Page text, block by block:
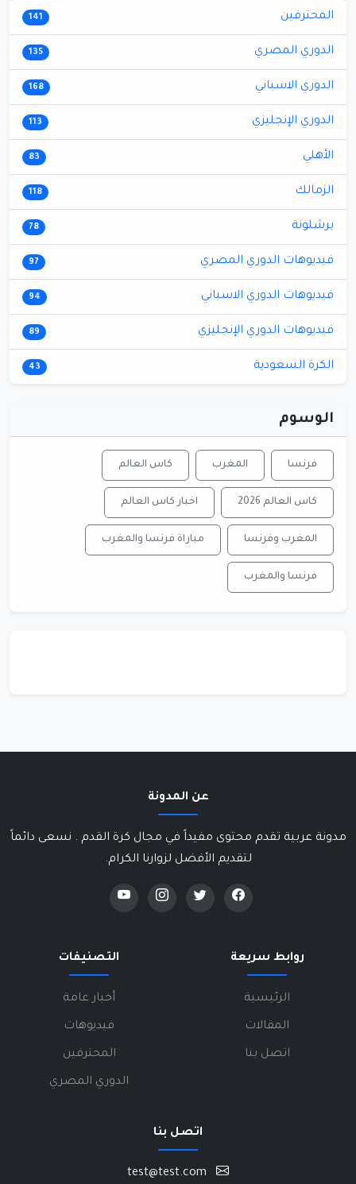
المحترفين 141
الدوري المصري 135
الدوري الاسباني 168
الدوري الإنجليزي 113
الأهلي 83
الزمالك 118
برشلونة 78
فيديوهات الدوري المصري 97
فيديوهات الدوري الاسباني 94
فيديوهات الدوري الإنجليزي 89
الكرة السعودية 43
الوسوم
فرنسا المغرب كاس العالم
كاس العالم 2026 اخبار كاس العالم
المغرب وفرنسا مباراة فرنسا والمغرب
فرنسا والمغرب
عن المدونة
مدونة عربية تقدم محتوى مفيداً في مجال كرة القدم . نسعى دائماً
لتقديم الأفضل لزوارنا الكرام.
روابط سريعة
الرئيسية
المقالات
اتصل بنا
التصنيفات
أخبار عامة
فيديوهات
المحترفين
الدوري المصري
اتصل بنا